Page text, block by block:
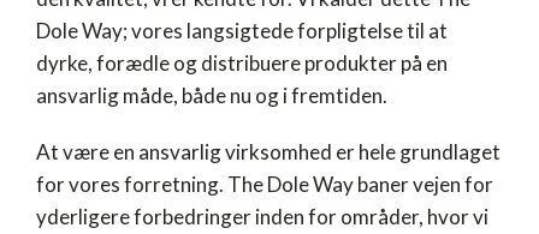
Dole Way; vores langsigtede forpligtelse til at
dyrke, forædle og distribuere produkter på en
ansvarlig måde, både nu og i fremtiden.
At være en ansvarlig virksomhed er hele grundlaget
for vores forretning. The Dole Way baner vejen for
yderligere forbedringer inden for områder, hvor vi